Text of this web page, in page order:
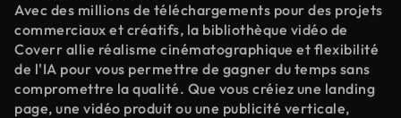
Avec des millions de téléchargements pour des projets
commerciaux et créatifs, la bibliothèque vidéo de
Coverr allie réalisme cinématographique et flexibilité
de l'IA pour vous permettre de gagner du temps sans
compromettre la qualité. Que vous créiez une landing
page, une vidéo produit ou une publicité verticale,